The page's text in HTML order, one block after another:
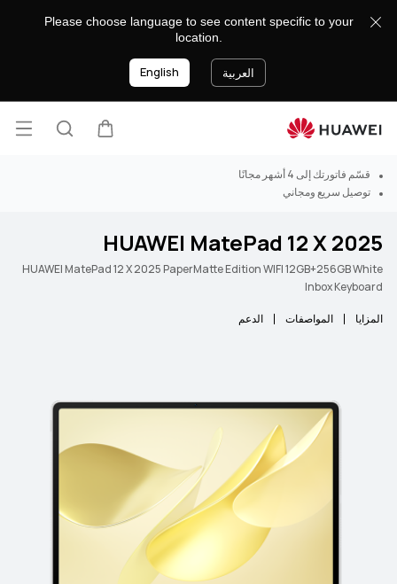
Please choose language to see content specific to your
location.
العربية English
فتح
قسّم فاتورتك إلى 4 أشهر مجانًا
توصيل سريع ومجاني
HUAWEI MatePad 12 X 2025
HUAWEI MatePad 12 X 2025 PaperMatte Edition WIFI 12GB+256GB White
Inbox Keyboard
المزايا المواصفات الدعم